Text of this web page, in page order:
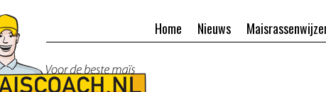
Nieuws
Home